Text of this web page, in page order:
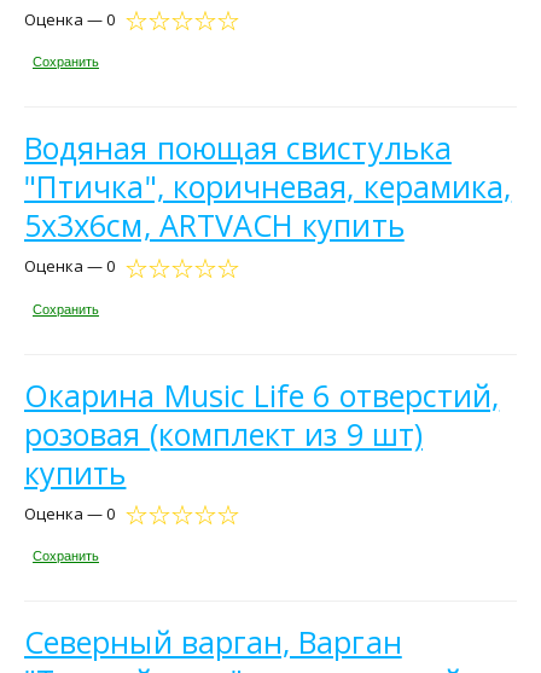
Оценка — 0
Сохранить
Водяная поющая свистулька
"Птичка", коричневая, керамика,
5x3x6см, ARTVACH купить
Оценка — 0
Сохранить
Окарина Music Life 6 отверстий,
розовая (комплект из 9 шт)
купить
Оценка — 0
Сохранить
Северный варган, Варган